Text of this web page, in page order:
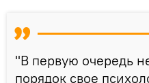
"В первую очередь
порядок свое